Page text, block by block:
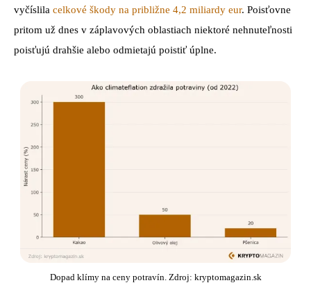
vyčíslila celkové škody na približne 4,2 miliardy eur. Poisťovne
pritom už dnes v záplavových oblastiach niektoré nehnuteľnosti
poisťujú drahšie alebo odmietajú poistiť úplne.
Dopad klímy na ceny potravín. Zdroj: kryptomagazin.sk